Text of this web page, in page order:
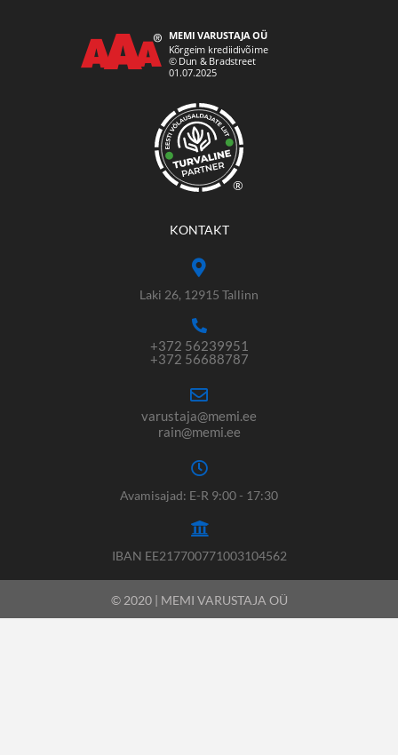
®
KONTAKT
Laki 26, 12915 Tallinn
+372 56239951
+372 56688787
varustaja@memi.ee
rain@memi.ee
Avamisajad: E-R 9:00 - 17:30
IBAN EE217700771003104562
© 2020 | MEMI VARUSTAJA OÜ